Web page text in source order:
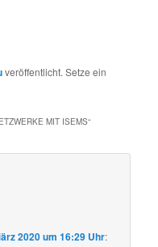
veröffentlicht. Setze ein
MIT ISEMS“
2020 um 16:29 Uhr: